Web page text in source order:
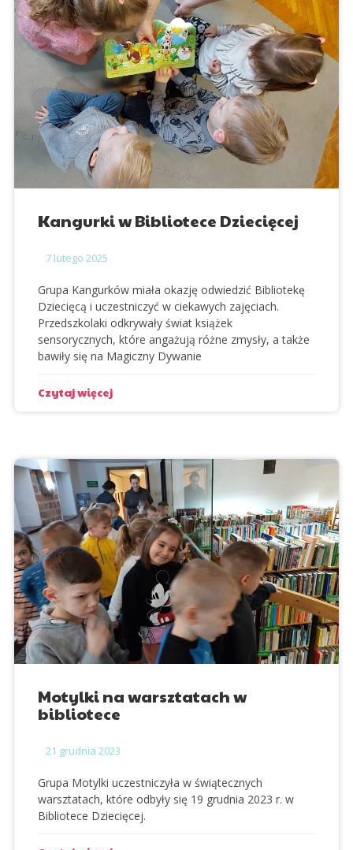
Kangurki w Bibliotece Dziecięcej
7lutego 2025
Grupa Kangurków miała okazję odwiedzić Bibliotekę
Dziecięcą i uczestniczyć w ciekawych zajęciach.
Przedszkolaki odkrywały świat książek
sensorycznych, które angażują różne zmysły, a także
bawiły się na Magiczny Dywanie
Czytaj więcej
Motylki na warsztatach w
bibliotece
21 grudnia 2023
Grupa Motylki uczestniczyła w świątecznych
warsztatach, które odbyły się 19 grudnia 2023 r. w
Bibliotece Dziecięcej.